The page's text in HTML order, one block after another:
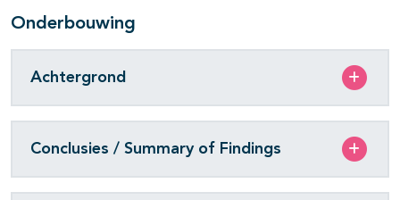
Onderbouwing
Achtergrond
Conclusies / Summary of Findings